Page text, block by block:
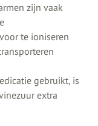
zijn vaak
te ioniseren
gebruikt, is
extra